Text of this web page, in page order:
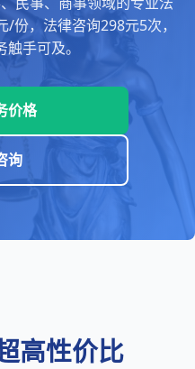
份，法律咨询298元5次，
手可及。
价格
询
高性价比